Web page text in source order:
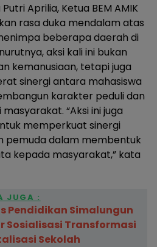
Aprilia, Ketua BEM AMIK
rasa duka mendalam atas
beberapa daerah di
aksi kali ini bukan
kemanusiaan, tetapi juga
sinergi antara mahasiswa
karakter peduli dan
“Aksi ini juga
memperkuat sinergi
pemuda dalam membentuk
kepada masyarakat,” kata
JUGA :
Pendidikan Simalungun
Sosialisasi Transformasi
Sekolah